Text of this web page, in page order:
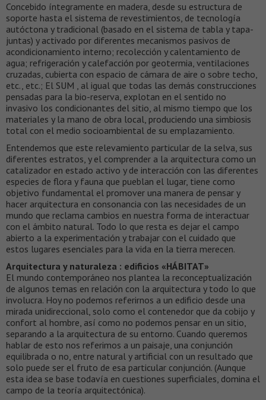
Concebido íntegramente en madera, desde su estructura de
soporte hasta el sistema de revestimientos, de tecnología
autóctona y tradicional (basado en el sistema de tabla y tapa-
juntas) y activado por diferentes mecanismos pasivos de
acondicionamiento interno; recolección y calentamiento de
agua; refrigeración y calefacción por geotermia, ventilaciones
cruzadas, cubierta con espacio de cámara de aire o sobre techo,
etc., etc.; El SUM , al igual que todas las demás construcciones
pensadas para la bio-reserva, explotan en el sentido no
invasivo los condicionantes del sitio, al mismo tiempo que los
materiales y la mano de obra local, produciendo una simbiosis
total con el medio socioambiental de su emplazamiento.
Entendemos que este relevamiento particular de la selva, sus
diferentes estratos, y el comprender a la arquitectura como un
catalizador en estado activo y de interacción con las diferentes
especies de flora y fauna que pueblan el lugar, tiene como
objetivo fundamental el promover una manera de pensar y
hacer arquitectura en consonancia con las necesidades de un
mundo que reclama cambios en nuestra forma de interactuar
con el ámbito natural. Todo lo que resta es dejar el campo
abierto a la experimentación y trabajar con el cuidado que
estos lugares esenciales para la vida en la tierra merecen.
Arquitectura y naturaleza : edificios «HÁBITAT»
El mundo contemporáneo nos plantea la reconceptualización
de algunos temas en relación con la arquitectura y todo lo que
involucra. Hoy no podemos referirnos a un edificio desde una
mirada unidireccional, solo como el contenedor que da cobijo y
confort al hombre, así como no podemos pensar en un sitio,
separando a la arquitectura de su entorno. Cuando queremos
hablar de esto nos referimos a un paisaje, una conjunción
equilibrada o no, entre natural y artificial con un resultado que
solo puede ser el fruto de esa particular conjunción. (Aunque
esta idea se base todavía en cuestiones superficiales, domina el
campo de la teoría arquitectónica).